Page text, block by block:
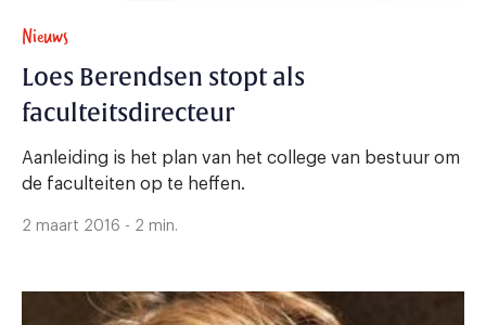
Nieuws
Loes Berendsen stopt als
faculteitsdirecteur
Aanleiding is het plan van het college van bestuur om
de faculteiten op te heffen.
2 maart 2016 - 2 min.